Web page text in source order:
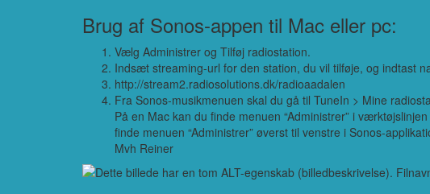
Brug af Sonos-appen til Mac eller pc:
Vælg Administrer og Tilføj radiostation.
Indsæt streaming-url for den station, du vil tilføje, og indtast
http://stream2.radiosolutions.dk/radioaadalen
Fra Sonos-musikmenuen skal du gå til TuneIn > Mine
På en Mac kan du finde menuen “Administrer” i
finde menuen “Administrer” øverst til venstre i Sonos-
Mvh Reiner